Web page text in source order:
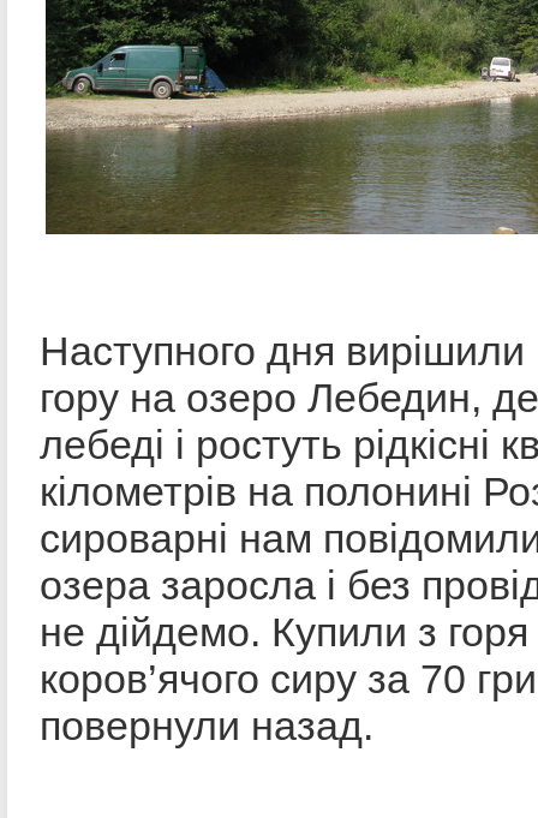
Наступного дня вирішили
гору на озеро Лебедин,
лебеді і ростуть рідкісні
кілометрів на полонині
сироварні нам
озера заросла і без
не дійдемо. Купили з горя
коров’ячого сиру за 70
повернули назад.